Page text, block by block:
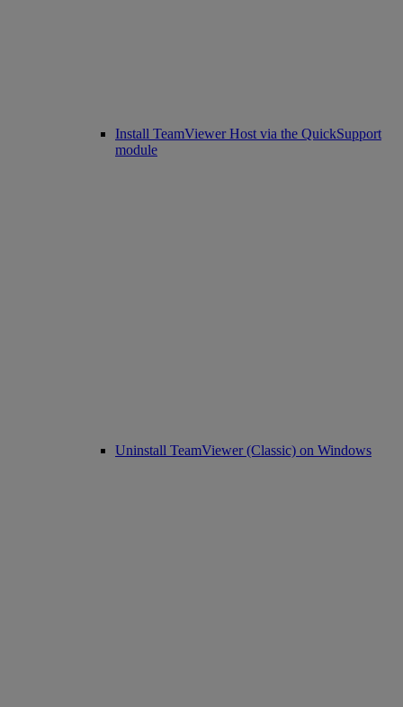
Install TeamViewer Host via the QuickSupport
module
Uninstall TeamViewer (Classic) on Windows